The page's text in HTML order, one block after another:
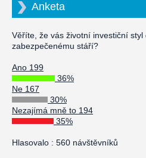
Anketa
Věříte, že vás životní investiční
zabezpečenému stáří?
Ano 199
36%
Ne 167
30%
Nezajímá mně to 194
35%
Hlasovalo : 560 návštěvníků